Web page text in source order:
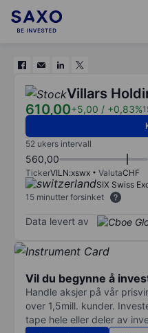
Villars
610,00+5,00 / +0,83%
52 ukers intervall
560,00
TickerVILN:xswx ValutaCHF
SIX Swiss
15 minutter forsinket
Data levert av
Vil du begynne å
Handle aksjer på vår
over 1,5mill. kunder.
tape hele eller deler av